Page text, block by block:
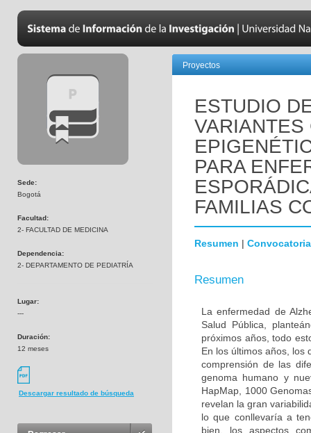
Sede:
Bogotá
Facultad:
2- FACULTAD DE MEDICINA
Dependencia:
2- DEPARTAMENTO DE PEDIATRÍA
Lugar:
---
Duración:
12 meses
Descargar resultado de búsqueda
Proyectos
ESTUDIO
VARIANTES
PARA
FAMILIAS
Resumen | Convocatoria
Resumen
La enfermedad de
Salud Pública,
próximos años, todo
En los últimos años, los
comprensión de las
genoma humano y
HapMap, 1000
revelan la gran
lo que conllevaría a
bien, los aspectos